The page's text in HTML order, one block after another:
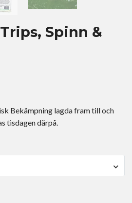
Spinn &
Bekämpning lagda fram till och
tisdagen därpå.